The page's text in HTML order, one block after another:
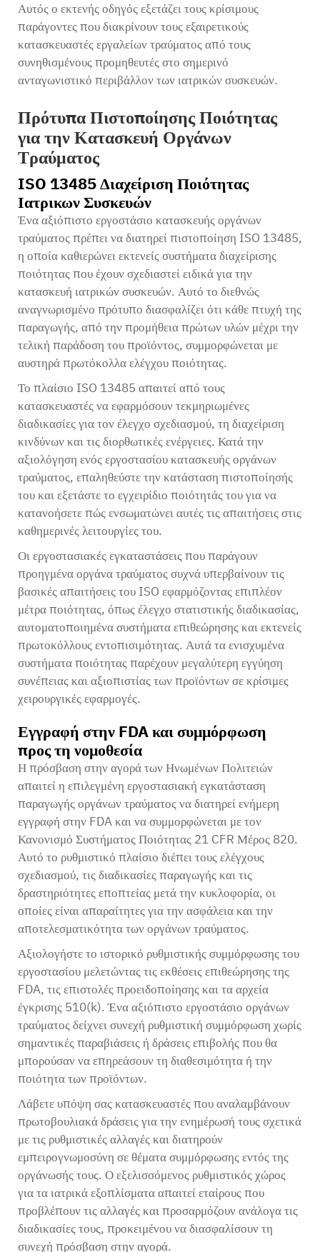
Αυτός ο εκτενής οδηγός εξετάζει τους κρίσιμους
παράγοντες που διακρίνουν τους εξαιρετικούς
κατασκευαστές εργαλείων τραύματος από τους
συνηθισμένους προμηθευτές στο σημερινό
ανταγωνιστικό περιβάλλον των ιατρικών συσκευών.
Πρότυπα Πιστοποίησης Ποιότητας
για την Κατασκευή Οργάνων
Τραύματος
ISO 13485 Διαχείριση Ποιότητας
Ιατρικων Συσκευών
Ένα αξιόπιστο εργοστάσιο κατασκευής οργάνων
τραύματος πρέπει να διατηρεί πιστοποίηση ISO 13485,
η οποία καθιερώνει εκτενείς συστήματα διαχείρισης
ποιότητας που έχουν σχεδιαστεί ειδικά για την
κατασκευή ιατρικών συσκευών. Αυτό το διεθνώς
αναγνωρισμένο πρότυπο διασφαλίζει ότι κάθε πτυχή της
παραγωγής, από την προμήθεια πρώτων υλών μέχρι την
τελική παράδοση του προϊόντος, συμμορφώνεται με
αυστηρά πρωτόκολλα ελέγχου ποιότητας.
Το πλαίσιο ISO 13485 απαιτεί από τους
κατασκευαστές να εφαρμόσουν τεκμηριωμένες
διαδικασίες για τον έλεγχο σχεδιασμού, τη διαχείριση
κινδύνων και τις διορθωτικές ενέργειες. Κατά την
αξιολόγηση ενός εργοστασίου κατασκευής οργάνων
τραύματος, επαληθεύστε την κατάσταση πιστοποίησής
του και εξετάστε το εγχειρίδιο ποιότητάς του για να
κατανοήσετε πώς ενσωματώνει αυτές τις απαιτήσεις στις
καθημερινές λειτουργίες του.
Οι εργοστασιακές εγκαταστάσεις που παράγουν
προηγμένα οργάνα τραύματος συχνά υπερβαίνουν τις
βασικές απαιτήσεις του ISO εφαρμόζοντας επιπλέον
μέτρα ποιότητας, όπως έλεγχο στατιστικής διαδικασίας,
αυτοματοποιημένα συστήματα επιθεώρησης και εκτενείς
πρωτοκόλλους εντοπισιμότητας. Αυτά τα ενισχυμένα
συστήματα ποιότητας παρέχουν μεγαλύτερη εγγύηση
συνέπειας και αξιοπιστίας των προϊόντων σε κρίσιμες
χειρουργικές εφαρμογές.
Εγγραφή στην FDA και συμμόρφωση
προς τη νομοθεσία
Η πρόσβαση στην αγορά των Ηνωμένων Πολιτειών
απαιτεί η επιλεγμένη εργοστασιακή εγκατάσταση
παραγωγής οργάνων τραύματος να διατηρεί ενήμερη
εγγραφή στην FDA και να συμμορφώνεται με τον
Κανονισμό Συστήματος Ποιότητας 21 CFR Μέρος 820.
Αυτό το ρυθμιστικό πλαίσιο διέπει τους ελέγχους
σχεδιασμού, τις διαδικασίες παραγωγής και τις
δραστηριότητες εποπτείας μετά την κυκλοφορία, οι
οποίες είναι απαραίτητες για την ασφάλεια και την
αποτελεσματικότητα των οργάνων τραύματος.
Αξιολογήστε το ιστορικό ρυθμιστικής συμμόρφωσης του
εργοστασίου μελετώντας τις εκθέσεις επιθεώρησης της
FDA, τις επιστολές προειδοποίησης και τα αρχεία
έγκρισης 510(k). Ένα αξιόπιστο εργοστάσιο οργάνων
τραύματος δείχνει συνεχή ρυθμιστική συμμόρφωση χωρίς
σημαντικές παραβιάσεις ή δράσεις επιβολής που θα
μπορούσαν να επηρεάσουν τη διαθεσιμότητα ή την
ποιότητα των προϊόντων.
Λάβετε υπόψη σας κατασκευαστές που αναλαμβάνουν
πρωτοβουλιακά δράσεις για την ενημέρωσή τους σχετικά
με τις ρυθμιστικές αλλαγές και διατηρούν
εμπειρογνωμοσύνη σε θέματα συμμόρφωσης εντός της
οργάνωσής τους. Ο εξελισσόμενος ρυθμιστικός χώρος
για τα ιατρικά εξοπλίσματα απαιτεί εταίρους που
προβλέπουν τις αλλαγές και προσαρμόζουν ανάλογα τις
διαδικασίες τους, προκειμένου να διασφαλίσουν τη
συνεχή πρόσβαση στην αγορά.